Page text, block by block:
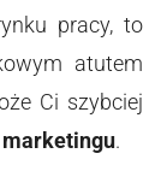
pracy, to
atutem
Ci szybciej
.